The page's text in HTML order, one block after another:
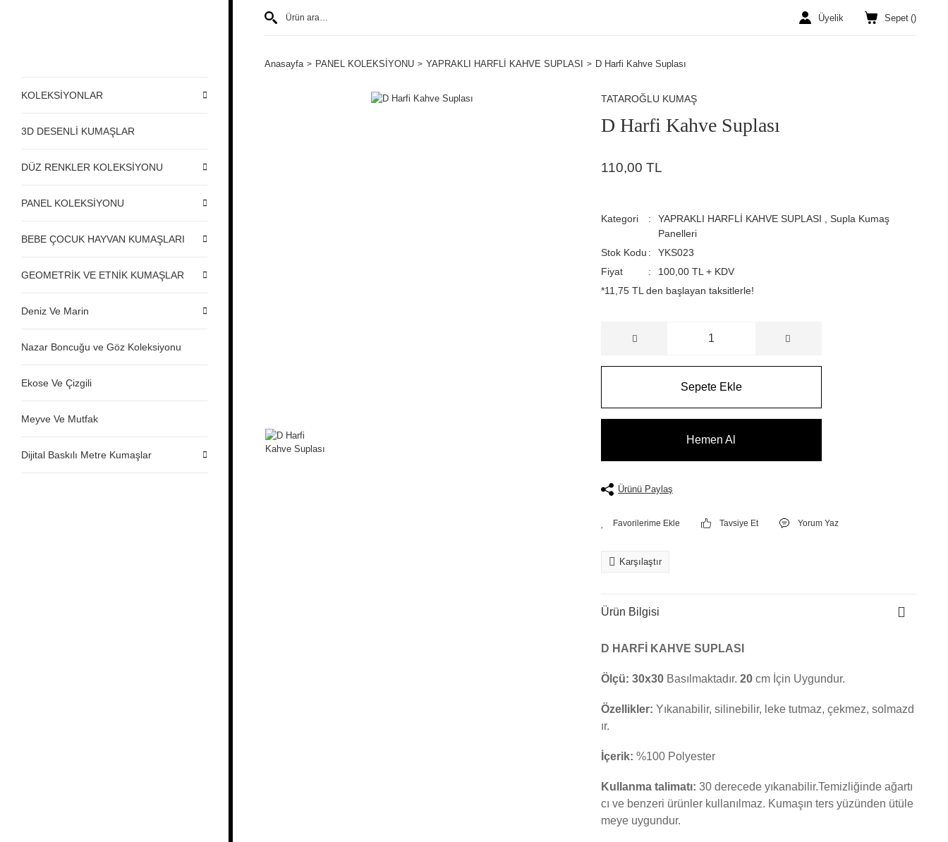
KOLEKSİYONLAR
3D DESENLİ KUMAŞLAR
DÜZ RENKLER KOLEKSİYONU
PANEL KOLEKSİYONU
BEBE ÇOCUK HAYVAN KUMAŞLARI
GEOMETRİK VE ETNİK KUMAŞLAR
Deniz Ve Marin
Nazar Boncuğu ve Göz Koleksiyonu
Ekose Ve Çizgili
Meyve Ve Mutfak
Dijital Baskılı Metre Kumaşlar
Üyelik Sepet ()
Anasayfa PANEL KOLEKSİYONU YAPRAKLI HARFLİ KAHVE SUPLASI D Harfi Kahve Suplası
TATAROĞLU KUMAŞ
D Harfi Kahve Suplası
110,00 TL
Kategori YAPRAKLI HARFLİ KAHVE SUPLASI ,Supla Kumaş
Panelleri
Stok Kodu
YKS023
Fiyat
100,00 TL + KDV
*11,75 TL den başlayan taksitlerle!
Sepete Ekle
Hemen Al
Ürünü Paylaş
Tavsiye Et Yorum Yaz
Karşılaştır
Ürün Bilgisi
D HARFİ KAHVE SUPLASI
Ölçü: 30x30 Basılmaktadır. 20 cm İçin Uygundur.
Özellikler: Yıkanabilir, silinebilir, leke tutmaz, çekmez, solmazd
ır.
İçerik: %100 Polyester
Kullanma talimatı: 30 derecede yıkanabilir.Temizliğinde ağartı
cı ve benzeri ürünler kullanılmaz. Kumaşın ters yüzünden ütüle
meye uygundur.